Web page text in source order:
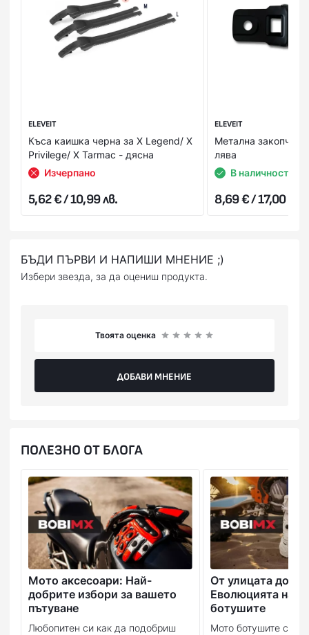
състои тя. Това Ви дава възможност да пробвате и
добиете по-ясна представа за продукта в момента на
получаването му. В случай, че не Ви стане или не го
харесате, можете да го откажете веднага на куриера.
Вашата банкова карта.
ELEVEIT
Къса каишка черна за X Legend/ X
Privilege/ X Tarmac - дясна
Изчерпано
5,62 € / 10,99 лв.
ELEVEIT
Метална
лява
В наличност
8,69 € / 17,00 лв.
БЪДИ ПЪРВИ И НАПИШИ МНЕНИЕ ;)
Избери звезда, за да оцениш продукта.
Твоята оценка
ДОБАВИ МНЕНИЕ
ПОЛЕЗНО ОТ БЛОГА
Мото аксесоари: Най-
добрите избори за вашето
пътуване
Любопитен си как да подобриш
От улицата до
Еволюцията на
ботушите
Мото ботушите са